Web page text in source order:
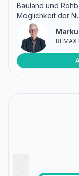
Bauland und
Möglichkeit der